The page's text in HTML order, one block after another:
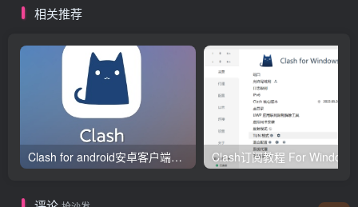
相关推荐
Clash for android安卓客户端保姆级新手使用教程